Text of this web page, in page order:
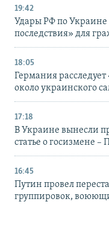
19:42
Удары РФ по
последствия» для
18:05
Германия
около украинского
17:18
В Украине вынесли
статье о госизмене –
16:45
Путин провел
группировок,